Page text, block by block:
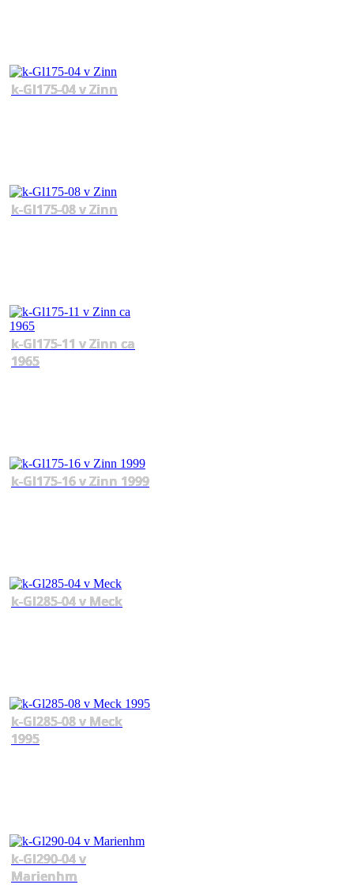
k-Gl175-04 v Zinn
k-Gl175-08 v Zinn
k-Gl175-11 v Zinn ca
1965
k-Gl175-16 v Zinn 1999
k-Gl285-04 v Meck
k-Gl285-08 v Meck
1995
k-Gl290-04 v
Marienhm